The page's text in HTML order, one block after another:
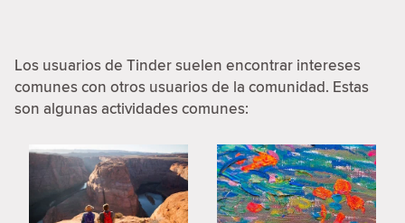
Los usuarios de Tinder suelen encontrar intereses
comunes con otros usuarios de la comunidad. Estas
son algunas actividades comunes: